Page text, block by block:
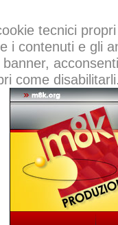
tecnici
i contenuti e gli
come